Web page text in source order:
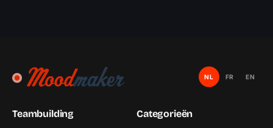
NL FR EN
Teambuilding Categorieën